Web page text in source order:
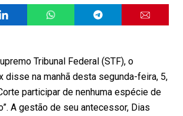
Tribunal Federal (STF), o
disse na manhã desta segunda-feira, 5,
participar de nenhuma espécie de
A gestão de seu antecessor, Dias